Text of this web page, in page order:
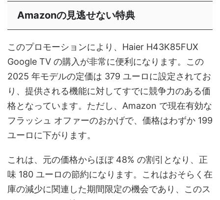
Amazonの見逃せない特典
このプロモーションにより、Haier H43K85FUX
Google TV の購入が非常に便利になります。この
2025 年モデルの定価は 379 ユーロに設定されてお
り、提供される機能に対してすでに競争力のある価
格となっています。ただし、Amazon で現在有効な
フラッシュ オファーのおかげで、価格はわずか 199
ユーロに下がります。
これは、元の価格からほぼ 48% の割引となり、正
味 180 ユーロの節約になります。これはおそらく在
庫の減少に関連した期間限定の機会であり、このス